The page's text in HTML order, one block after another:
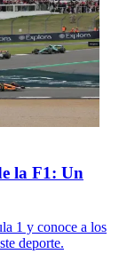
la F1: Un
1 y conoce a los
deporte.